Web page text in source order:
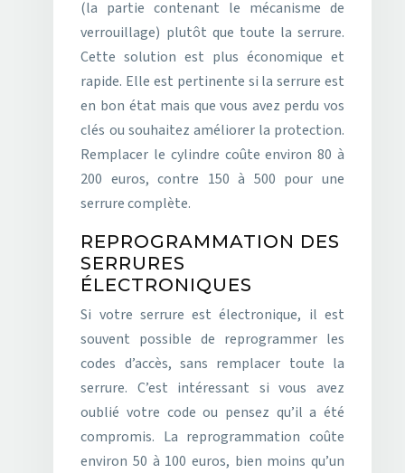
(la partie contenant le mécanisme de
verrouillage) plutôt que toute la serrure.
Cette solution est plus économique et
rapide. Elle est pertinente si la serrure est
en bon état mais que vous avez perdu vos
clés ou souhaitez améliorer la protection.
Remplacer le cylindre coûte environ 80 à
200 euros, contre 150 à 500 pour une
serrure complète.
REPROGRAMMATION DES
SERRURES
ÉLECTRONIQUES
Si votre serrure est électronique, il est
souvent possible de reprogrammer les
codes d’accès, sans remplacer toute la
serrure. C’est intéressant si vous avez
oublié votre code ou pensez qu’il a été
compromis. La reprogrammation coûte
environ 50 à 100 euros, bien moins qu’un